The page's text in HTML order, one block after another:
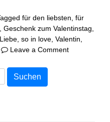
für den liebsten ,für
Geschenk zum Valentinstag
Liebe so in love Valentin
Leave a Commenton